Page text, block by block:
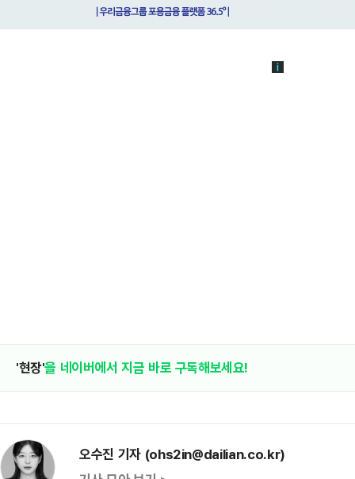
'현장'을 네이버에서 지금 바로 구독해보세요!
오수진 기자 (ohs2in@dailian.co.kr)